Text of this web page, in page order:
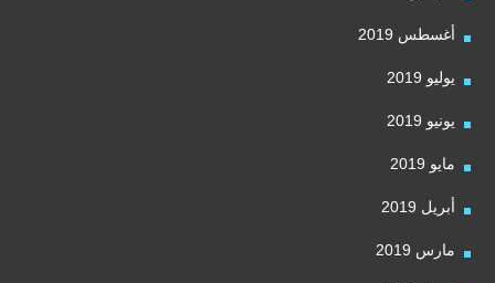
أغسطس 2019
يوليو 2019
يونيو 2019
مايو 2019
أبريل 2019
مارس 2019